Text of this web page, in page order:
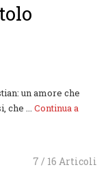
un amore che
che ... Continua a
7 / 16 Articoli